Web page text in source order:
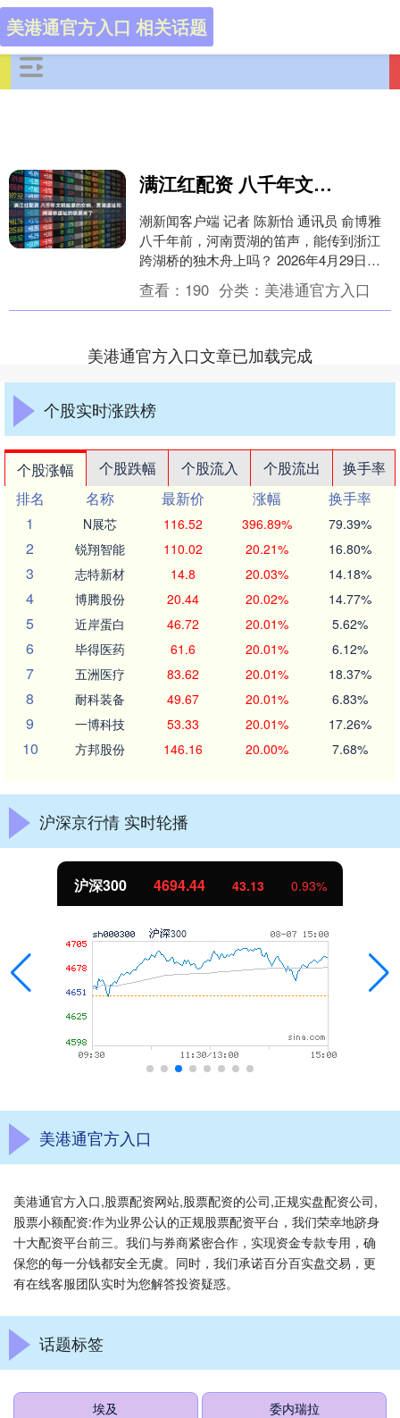
美港通官方入口 相关话题
满江红配资 八千年文明起源的交响，贾湖遗址和跨湖桥遗址的联展来了
潮新闻客户端 记者 陈新怡 通讯员 俞博雅
八千年前，河南贾湖的笛声，能传到浙江
跨湖桥的独木舟上吗？ 2026年4月29日下
午，“八千年文明起源的交响——贾湖遗....
查看： 190 分类： 美港通官方入口
美港通官方入口文章已加载完成
个股实时涨跌榜
个股涨幅 个股跌幅 个股流入 个股流出
换手率
排名
名称 最新价 涨幅
换手率
1
N展芯 116.52 396.89% 79.39%
2 锐翔智能 110.02 20.21% 16.80%
3 志特新材 14.8 20.03% 14.18%
4 博腾股份 20.44 20.02% 14.77%
5 近岸蛋白 46.72 20.01% 5.62%
6 毕得医药 61.6 20.01% 6.12%
7 五洲医疗 83.62 20.01% 18.37%
8 耐科装备 49.67 20.01% 6.83%
9 一博科技 53.33 20.01% 17.26%
10 方邦股份 146.16 20.00% 7.68%
沪深京行情 实时轮播
沪深300 4694.44 43.13 0.93%
美港通官方入口
美港通官方入口,股票配资网站,股票配资的公司,正规实盘配资公司,
股票小额配资:作为业界公认的正规股票配资平台，我们荣幸地跻身
十大配资平台前三。我们与券商紧密合作，实现资金专款专用，确
保您的每一分钱都安全无虞。同时，我们承诺百分百实盘交易，更
有在线客服团队实时为您解答投资疑惑。
话题标签
埃及 委内瑞拉